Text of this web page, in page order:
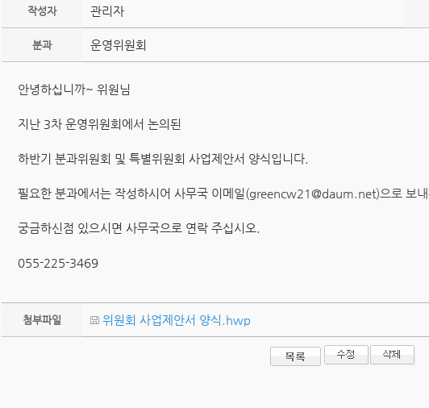
작성자 관리자
분과 운영위원회
안녕하십니까~ 위원님
지난 3차 운영위원회에서 논의된
하반기 분과위원회 및 특별위원회 사업제안서 양식입니다.
필요한 분과에서는 작성하시어 사무국 이메일(greencw21@daum.net)으로 보내
궁금하신점 있으시면 사무국으로 연락 주십시오.
055-225-3469
첨부파일 위원회 사업제안서 양식.hwp